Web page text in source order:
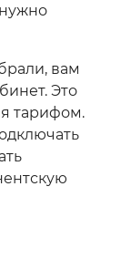
вам
Это
тарифом.